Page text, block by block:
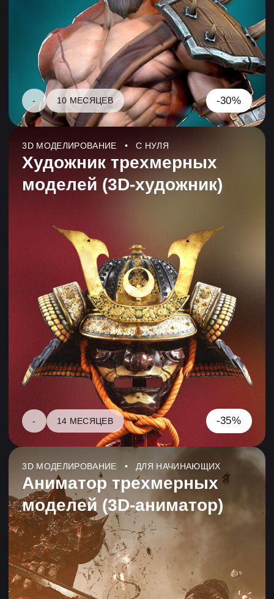
-35%
3D МОДЕЛИРОВАНИЕ • ДЛЯ НАЧИНАЮЩИХ
Аниматор трехмерных
моделей (3D-аниматор)
9 МЕСЯЦЕВ
-45%
3D МОДЕЛИРОВАНИЕ • С НУЛЯ
Создание стилизованного (Styl)
персонажа
6 МЕСЯЦЕВ